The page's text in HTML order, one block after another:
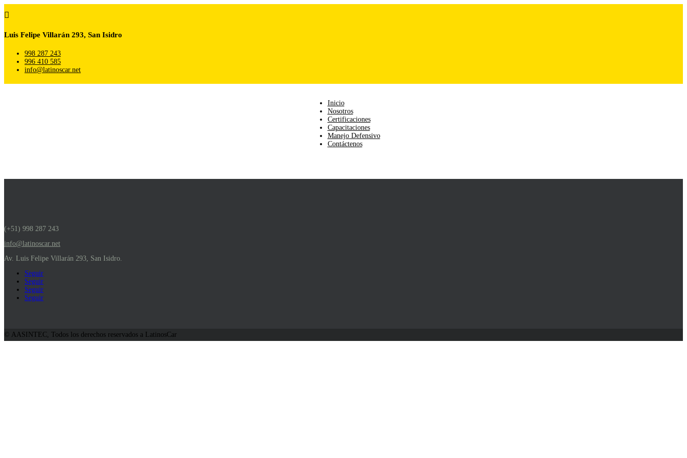

Luis Felipe Villarán 293, San Isidro
998 287 243
996 410 585
info@latinoscar.net
Inicio
Nosotros
Certificaciones
Capacitaciones
Manejo Defensivo
Contáctenos
(+51) 998 287 243
info@latinoscar.net
Av. Luis Felipe Villarán 293, San Isidro.
Seguir
Seguir
Seguir
Seguir
© AASINTEC, Todos los derechos reservados a LatinosCar